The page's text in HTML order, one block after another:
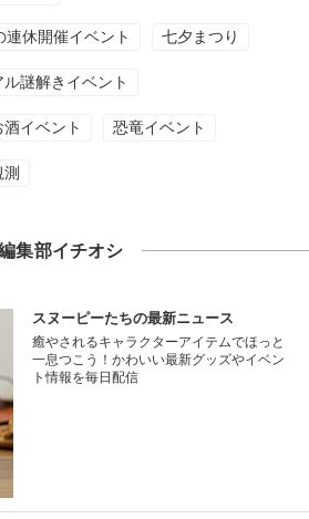
休開催イベント 七夕まつり
ル謎解きイベント
酒イベント 恐竜イベント
集部イチオシ
スヌーピーたちの最新ニュース
癒やされるキャラクターアイテムでほっと
一息つこう！かわいい最新グッズやイベン
ト情報を毎日配信